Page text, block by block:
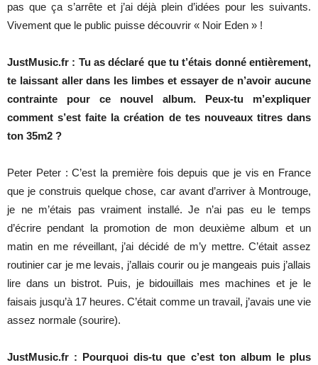
pas que ça s’arrête et j’ai déjà plein d’idées pour les suivants.
Vivement que le public puisse découvrir « Noir Eden » !
JustMusic.fr : Tu as déclaré que tu t’étais donné entièrement,
te laissant aller dans les limbes et essayer de n’avoir aucune
contrainte pour ce nouvel album. Peux-tu m’expliquer
comment s’est faite la création de tes nouveaux titres dans
ton 35m2 ?
Peter Peter : C’est la première fois depuis que je vis en France
que je construis quelque chose, car avant d’arriver à Montrouge,
je ne m’étais pas vraiment installé. Je n’ai pas eu le temps
d’écrire pendant la promotion de mon deuxième album et un
matin en me réveillant, j’ai décidé de m’y mettre. C’était assez
routinier car je me levais, j’allais courir ou je mangeais puis j’allais
lire dans un bistrot. Puis, je bidouillais mes machines et je le
faisais jusqu’à 17 heures. C’était comme un travail, j’avais une vie
assez normale (sourire).
JustMusic.fr : Pourquoi dis-tu que c’est ton album le plus